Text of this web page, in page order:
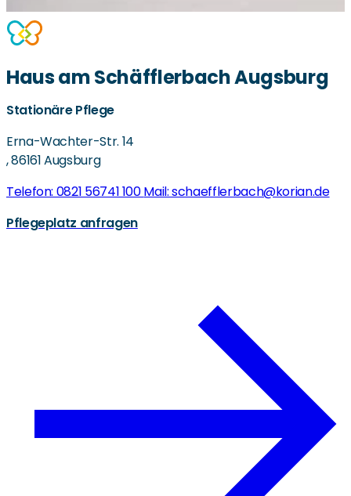
Haus am Schäfflerbach Augsburg
Stationäre Pflege
Erna-Wachter-Str. 14
,86161 Augsburg
Telefon: 0821 56741 100Mail: schaefflerbach@korian.de
Pflegeplatz anfragen